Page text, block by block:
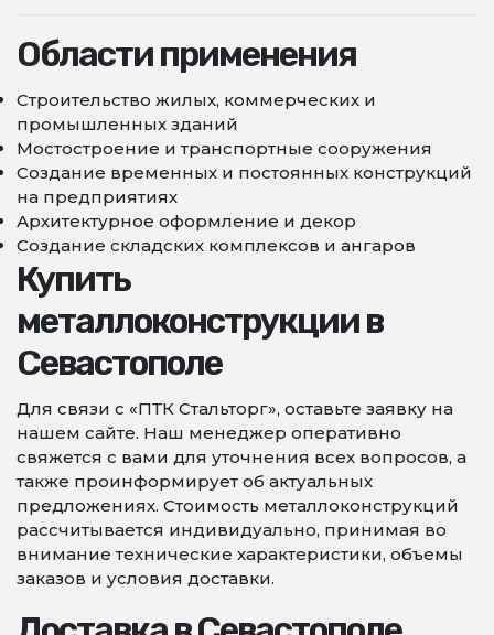
Области применения
Строительство жилых, коммерческих и
промышленных зданий
Мостостроение и транспортные сооружения
Создание временных и постоянных конструкций
на предприятиях
Архитектурное оформление и декор
Создание складских комплексов и ангаров
Купить
металлоконструкции в
Севастополе
Для связи с «ПТК Стальторг», оставьте заявку на
нашем сайте. Наш менеджер оперативно
свяжется с вами для уточнения всех вопросов, а
также проинформирует об актуальных
предложениях. Стоимость металлоконструкций
рассчитывается индивидуально, принимая во
внимание технические характеристики, объемы
заказов и условия доставки.